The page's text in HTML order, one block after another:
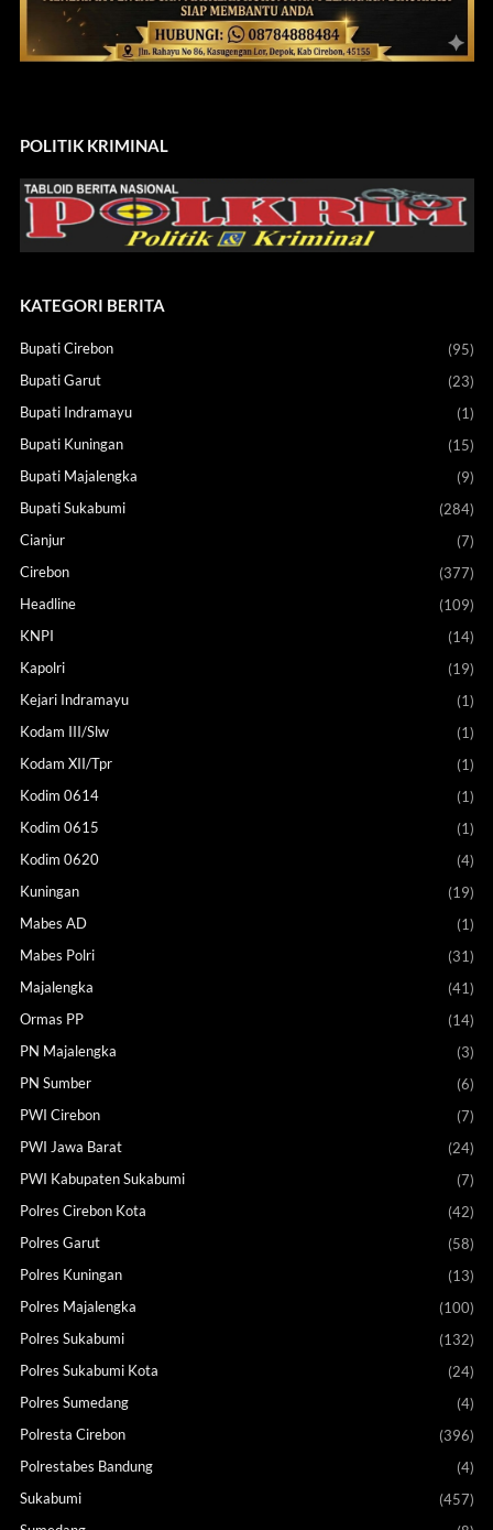
POLITIK KRIMINAL
KATEGORI BERITA
Bupati Cirebon
(95)
Bupati Garut
(23)
Bupati Indramayu
(1)
Bupati Kuningan
(15)
Bupati Majalengka
(9)
Bupati Sukabumi
(284)
Cianjur
(7)
Cirebon
(377)
Headline
(109)
KNPI
(14)
Kapolri
(19)
Kejari Indramayu
(1)
Kodam III/Slw
(1)
Kodam XII/Tpr
(1)
Kodim 0614
(1)
Kodim 0615
(1)
Kodim 0620
(4)
Kuningan
(19)
Mabes AD
(1)
Mabes Polri
(31)
Majalengka
(41)
Ormas PP
(14)
PN Majalengka
(3)
PN Sumber
(6)
PWI Cirebon
(7)
PWI Jawa Barat
(24)
PWI Kabupaten Sukabumi
(7)
Polres Cirebon Kota
(42)
Polres Garut
(58)
Polres Kuningan
(13)
Polres Majalengka
(100)
Polres Sukabumi
(132)
Polres Sukabumi Kota
(24)
Polres Sumedang
(4)
Polresta Cirebon
(396)
Polrestabes Bandung
(4)
Sukabumi
(457)